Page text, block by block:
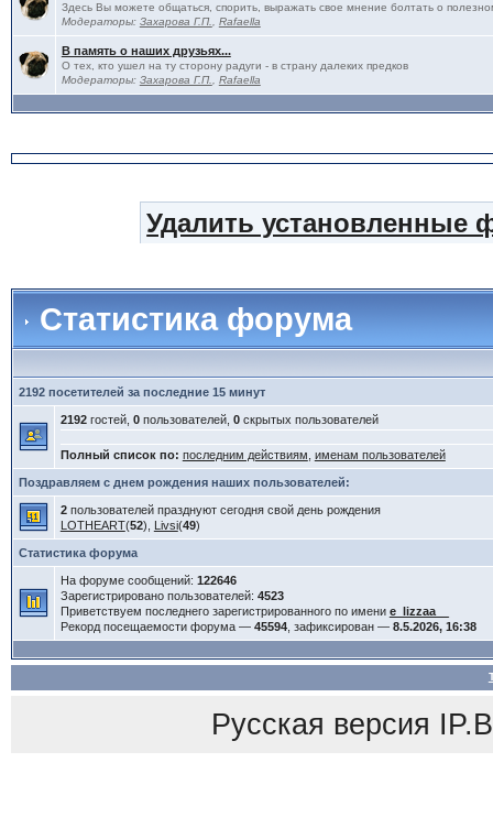
Здесь Вы можете общаться, спорить, выражать свое мнение болтать о
Модераторы: Захарова Г.П. Rafaella
В память о наших друзьях...
О тех, кто ушел на ту сторону радуги - в страну далеких предков
Модераторы: Захарова Г.П. Rafaella
Удалить установленные
Статистика форума
2192 посетителей за последние 15 минут
2192гостей, 0пользователей, 0скрытых пользователей
Полный список по: последним действиям именам пользователей
Поздравляем с днем рождения наших пользователей:
2пользователей празднуют сегодня свой день рождения
LOTHEART(52), Livsi(49)
Статистика форума
На форуме сообщений: 122646
Зарегистрировано пользователей: 4523
Приветствуем последнего зарегистрированного по имени e_lizzaa__
Рекорд посещаемости форума — 45594, зафиксирован — 8.5.2026, 16:38
Русская версия